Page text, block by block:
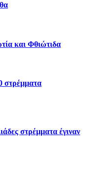
και Φθιώτιδα
στρέμματα
στρέμματα έγιναν